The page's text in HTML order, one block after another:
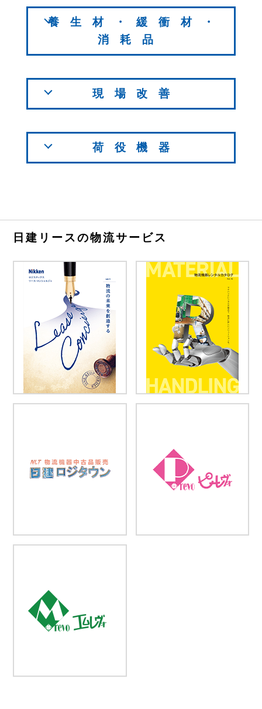
養生材・緩衝材・
消耗品
現場改善
荷役機器
日建リースの物流サービス